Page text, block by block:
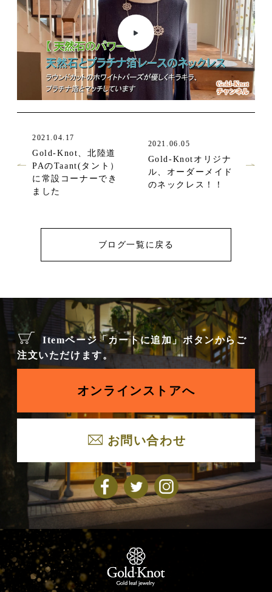
2021.04.17
Gold-Knot、北陸道
PAのTaant(タント）
に常設コーナーでき
ました
2021.06.05
Gold-Knotオリジナ
ル、オーダーメイド
のネックレス！！
ブログ一覧に戻る
Itemページ「カートに追加」ボタンからご
注文いただけます。
オンラインストアへ
お問い合わせ